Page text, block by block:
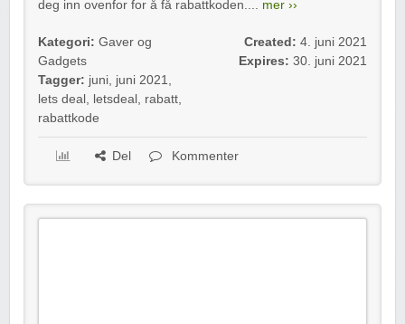
deg inn ovenfor for å få rabattkoden.... mer ››
Kategori: Gaver og
Gadgets
Tagger: juni, juni 2021,
lets deal , letsdeal , rabatt,
rabattkode
Created: 4. juni 2021
Expires: 30. juni 2021
Del Kommenter